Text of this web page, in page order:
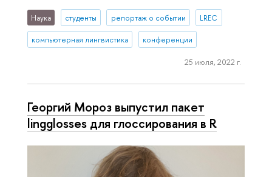
Наука студенты репортаж о событии LREC
компьютерная лингвистика конференции
25 июля, 2022 г.
Георгий Мороз выпустил пакет
lingglosses для глоссирования в R